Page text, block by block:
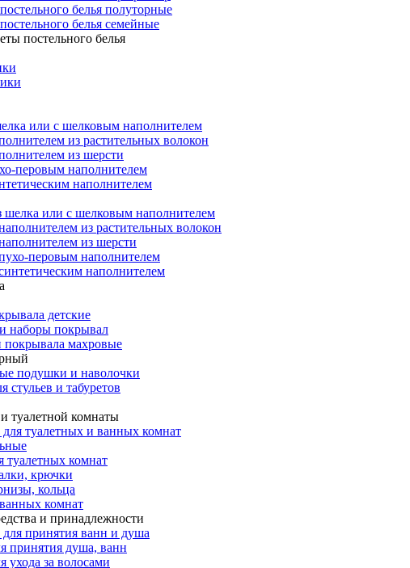
белья полуторные
белья семейные
постельного белья
или с шелковым наполнителем
из растительных волокон
из шерсти
перовым наполнителем
наполнителем
или с шелковым наполнителем
из растительных волокон
из шерсти
перовым наполнителем
наполнителем
детские
наборы покрывал
махровые
подушки и наволочки
стульев и табуретов
туалетной комнаты
туалетных и ванных комнат
туалетных комнат
крючки
кольца
комнат
и принадлежности
для принятия ванн и душа
принятия душа, ванн
ухода за волосами